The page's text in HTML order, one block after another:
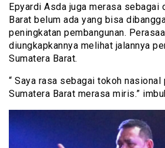
Epyardi Asda juga merasa sebagai
Barat belum ada yang bisa
peningkatan pembangunan.
diungkapkannya melihat jalannya
Sumatera Barat.
“ Saya rasa sebagai tokoh
Sumatera Barat merasa miris.”